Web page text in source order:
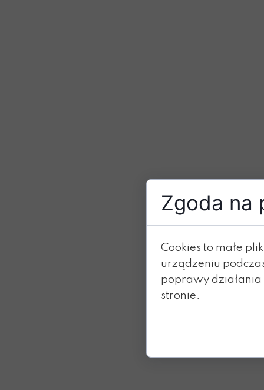
Zgoda na
Cookies to małe
urządzeniu
poprawy działania
stronie.